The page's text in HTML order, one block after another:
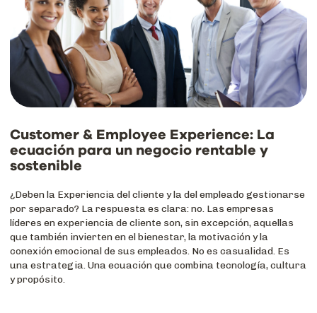
Customer & Employee Experience: La
ecuación para un negocio rentable y
sostenible
¿Deben la Experiencia del cliente y la del empleado gestionarse
por separado? La respuesta es clara: no. Las empresas
líderes en experiencia de cliente son, sin excepción, aquellas
que también invierten en el bienestar, la motivación y la
conexión emocional de sus empleados. No es casualidad. Es
una estrategia. Una ecuación que combina tecnología, cultura
y propósito.